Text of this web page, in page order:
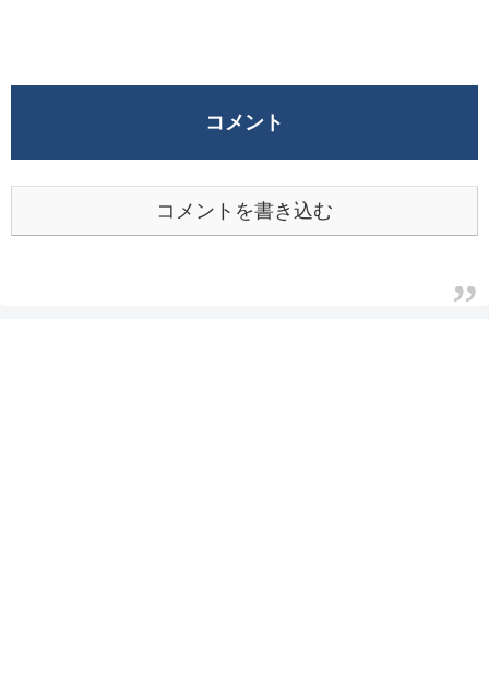
コメント
コメントを書き込む